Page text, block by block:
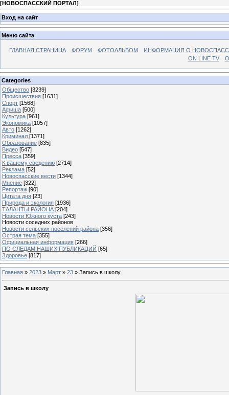
[НОВОСПАССКИЙ ПОРТАЛ]
Вход на сайт
Меню сайта
ГЛАВНАЯ СТРАНИЦА ФОРУМ ФОТОАЛЬБОМ
ИНФОРМАЦИЯ О
ON LINE TV
Categories
Общество [3239]
Происшествия [1631]
Спорт [1568]
Афиша [500]
Культура [961]
Экономика [1057]
Авто [1262]
Криминал [1371]
Образование [835]
Видео [547]
Пресса [359]
К вашему сведению [2714]
Реклама [52]
Новоспасские вести [1344]
Мнение [322]
Репортаж [90]
Цитата дня [23]
Природа и экология [1936]
ТАЛАНТЫ РАЙОНА [204]
Новости Южного куста [243]
Новости соседних районов
Новости сельских поселений района [356]
Острая тема [355]
Официальная информация [266]
ПО СЛЕДАМ НАШИХ ПУБЛИКАЦИЙ [65]
Здоровье [817]
Главная » 2023 » Март » 23 » Запись в школу
Запись в школу